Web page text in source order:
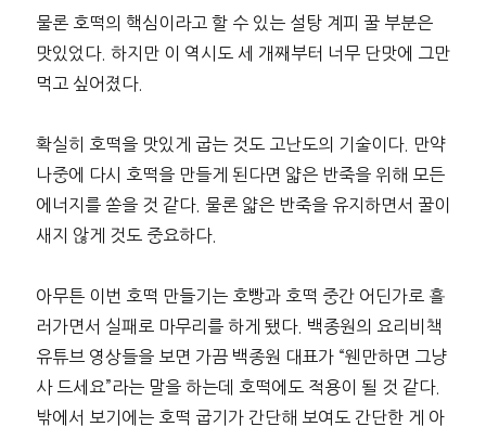
물론 호떡의 핵심이라고 할 수 있는 설탕 계피 꿀 부분은
맛있었다. 하지만 이 역시도 세 개째부터 너무 단맛에 그만
먹고 싶어졌다.
확실히 호떡을 맛있게 굽는 것도 고난도의 기술이다. 만약
나중에 다시 호떡을 만들게 된다면 얇은 반죽을 위해 모든
에너지를 쏟을 것 같다. 물론 얇은 반죽을 유지하면서 꿀이
새지 않게 것도 중요하다.
아무튼 이번 호떡 만들기는 호빵과 호떡 중간 어딘가로 흘
러가면서 실패로 마무리를 하게 됐다. 백종원의 요리비책
유튜브 영상들을 보면 가끔 백종원 대표가 “웬만하면 그냥
사 드세요”라는 말을 하는데 호떡에도 적용이 될 것 같다.
밖에서 보기에는 호떡 굽기가 간단해 보여도 간단한 게 아